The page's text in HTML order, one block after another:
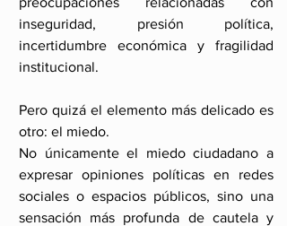
inseguridad, presión política,
incertidumbre económica y fragilidad
institucional.
Pero quizá el elemento más delicado es
otro: el miedo.
No únicamente el miedo ciudadano a
expresar opiniones políticas en redes
sociales o espacios públicos, sino una
sensación más profunda de cautela y